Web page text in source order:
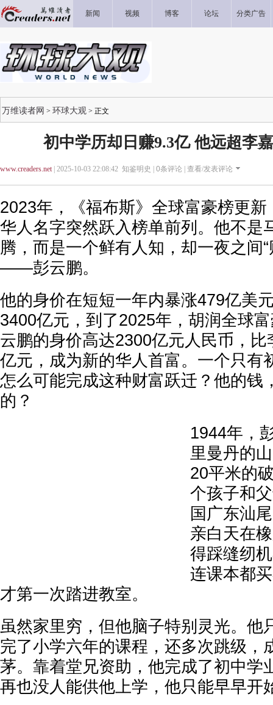
新闻 视频 博客 论坛 分类广告
万维读者网 > 环球大观 > 正文
初中学历却日赚9.3亿 他远超李
www.creaders.net| 2025-10-03 22:08:42 知鉴明史 | 0条评论 | 查看/发表评论
2023年，《福布斯》全球富豪榜更
华人名字突然跃入榜单前列。他不是
腾，而是一个鲜有人知，却一夜之间
——彭云鹏。
他的身价在短短一年内暴涨479亿美
3400亿元，到了2025年，胡润全球
云鹏的身价高达2300亿元人民币，
亿元，成为新的华人首富。一个只有
怎么可能完成这种财富跃迁？他的钱
的？
1944年，
里曼丹的
20平米的
个孩子和
国广东汕
亲白天在
得踩缝纫
连课本都
才第一次踏进教室。
虽然家里穷，但他脑子特别灵光。他
完了小学六年的课程，还多次跳级，
茅。靠着堂兄资助，他完成了初中学
再也没人能供他上学，他只能早早开